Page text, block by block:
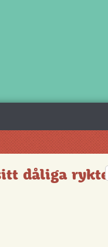
dåliga rykte?